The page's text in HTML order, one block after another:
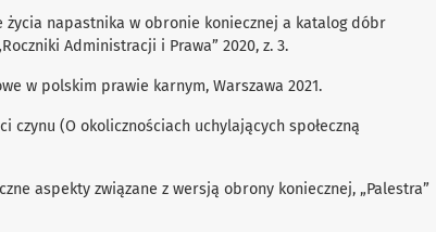
życia napastnika w obronie koniecznej a katalog dóbr
Administracji i Prawa” 2020, z. 3.
w polskim prawie karnym, Warszawa 2021.
czynu (O okolicznościach uchylających społeczną
aspekty związane z wersją obrony koniecznej, „Palestra”